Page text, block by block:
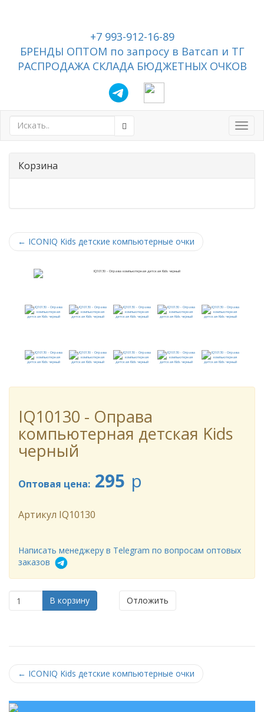
+7 993-912-16-89
БРЕНДЫ ОПТОМ по запросу в Ватсап и ТГ
РАСПРОДАЖА СКЛАДА БЮДЖЕТНЫХ ОЧКОВ
Корзина
← ICONIQ Kids детские компьютерные очки
IQ10130 - Оправа
компьютерная детская Kids
черный
Оптовая цена: 295 p
Артикул IQ10130
Написать менеджеру в Telegram по вопросам оптовых
заказов
В корзину Отложить
← ICONIQ Kids детские компьютерные очки